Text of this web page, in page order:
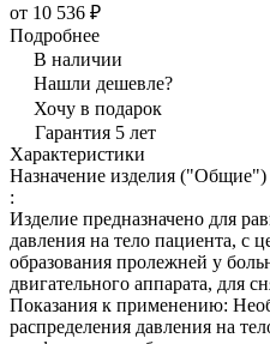
от 10 536 ₽
Подробнее
В наличии
Нашли дешевле?
Хочу в подарок
Гарантия 5 лет
Характеристики
Назначение изделия ("Общие")
:
Изделие предназначено для
давления на тело пациента, с
образования пролежней у
двигательного аппарата, для
Показания к применению:
распределения давления на